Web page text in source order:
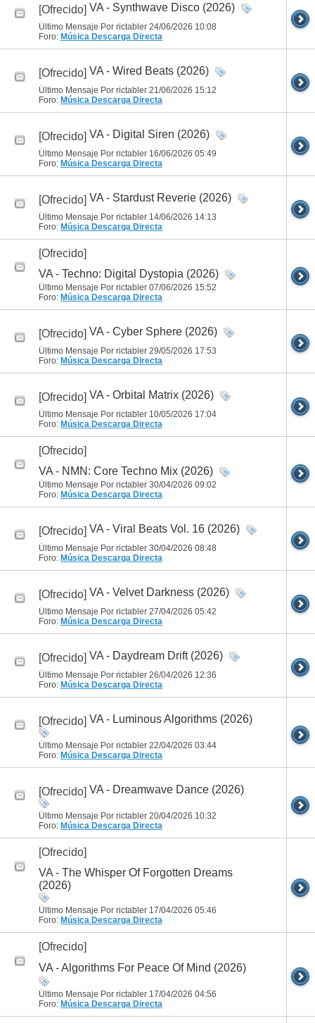
[Ofrecido] VA - Synthwave Disco (2026)
Último Mensaje Por rictabler 24/06/2026 10:08
Foro: Música Descarga Directa
[Ofrecido] VA - Wired Beats (2026)
Último Mensaje Por rictabler 21/06/2026 15:12
Foro: Música Descarga Directa
[Ofrecido] VA - Digital Siren (2026)
Último Mensaje Por rictabler 16/06/2026 05:49
Foro: Música Descarga Directa
[Ofrecido] VA - Stardust Reverie (2026)
Último Mensaje Por rictabler 14/06/2026 14:13
Foro: Música Descarga Directa
[Ofrecido]
VA - Techno: Digital Dystopia (2026)
Último Mensaje Por rictabler 07/06/2026 15:52
Foro: Música Descarga Directa
[Ofrecido] VA - Cyber Sphere (2026)
Último Mensaje Por rictabler 29/05/2026 17:53
Foro: Música Descarga Directa
[Ofrecido] VA - Orbital Matrix (2026)
Último Mensaje Por rictabler 10/05/2026 17:04
Foro: Música Descarga Directa
[Ofrecido]
VA - NMN: Core Techno Mix (2026)
Último Mensaje Por rictabler 30/04/2026 09:02
Foro: Música Descarga Directa
[Ofrecido] VA - Viral Beats Vol. 16 (2026)
Último Mensaje Por rictabler 30/04/2026 08:48
Foro: Música Descarga Directa
[Ofrecido] VA - Velvet Darkness (2026)
Último Mensaje Por rictabler 27/04/2026 05:42
Foro: Música Descarga Directa
[Ofrecido] VA - Daydream Drift (2026)
Último Mensaje Por rictabler 26/04/2026 12:36
Foro: Música Descarga Directa
[Ofrecido] VA - Luminous Algorithms (2026)
Último Mensaje Por rictabler 22/04/2026 03:44
Foro: Música Descarga Directa
[Ofrecido] VA - Dreamwave Dance (2026)
Último Mensaje Por rictabler 20/04/2026 10:32
Foro: Música Descarga Directa
[Ofrecido]
VA - The Whisper Of Forgotten Dreams
(2026)
Último Mensaje Por rictabler 17/04/2026 05:46
Foro: Música Descarga Directa
[Ofrecido]
VA - Algorithms For Peace Of Mind (2026)
Último Mensaje Por rictabler 17/04/2026 04:56
Foro: Música Descarga Directa